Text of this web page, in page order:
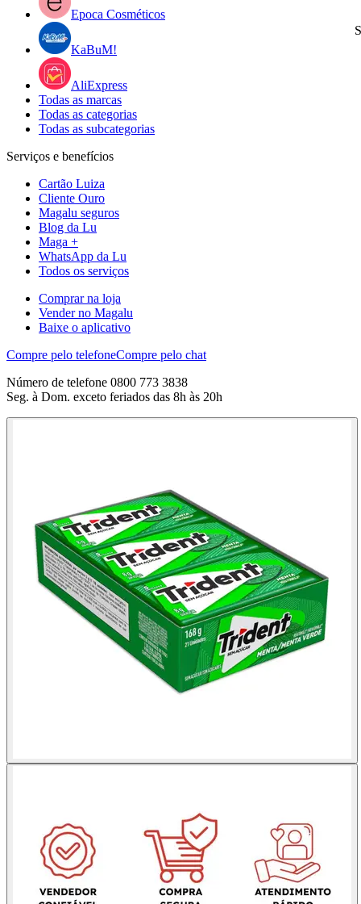
Epoca Cosméticos
KaBuM!
AliExpress
Todas as marcas
Todas as categorias
Todas as subcategorias
Serviços e benefícios
Cartão Luiza
Cliente Ouro
Magalu seguros
Blog da Lu
Maga +
WhatsApp da Lu
Todos os serviços
Comprar na loja
Vender no Magalu
Baixe o aplicativo
Compre pelo telefoneCompre pelo chat
Número de telefone 0800 773 3838
Seg. à Dom. exceto feriados das 8h às 20h